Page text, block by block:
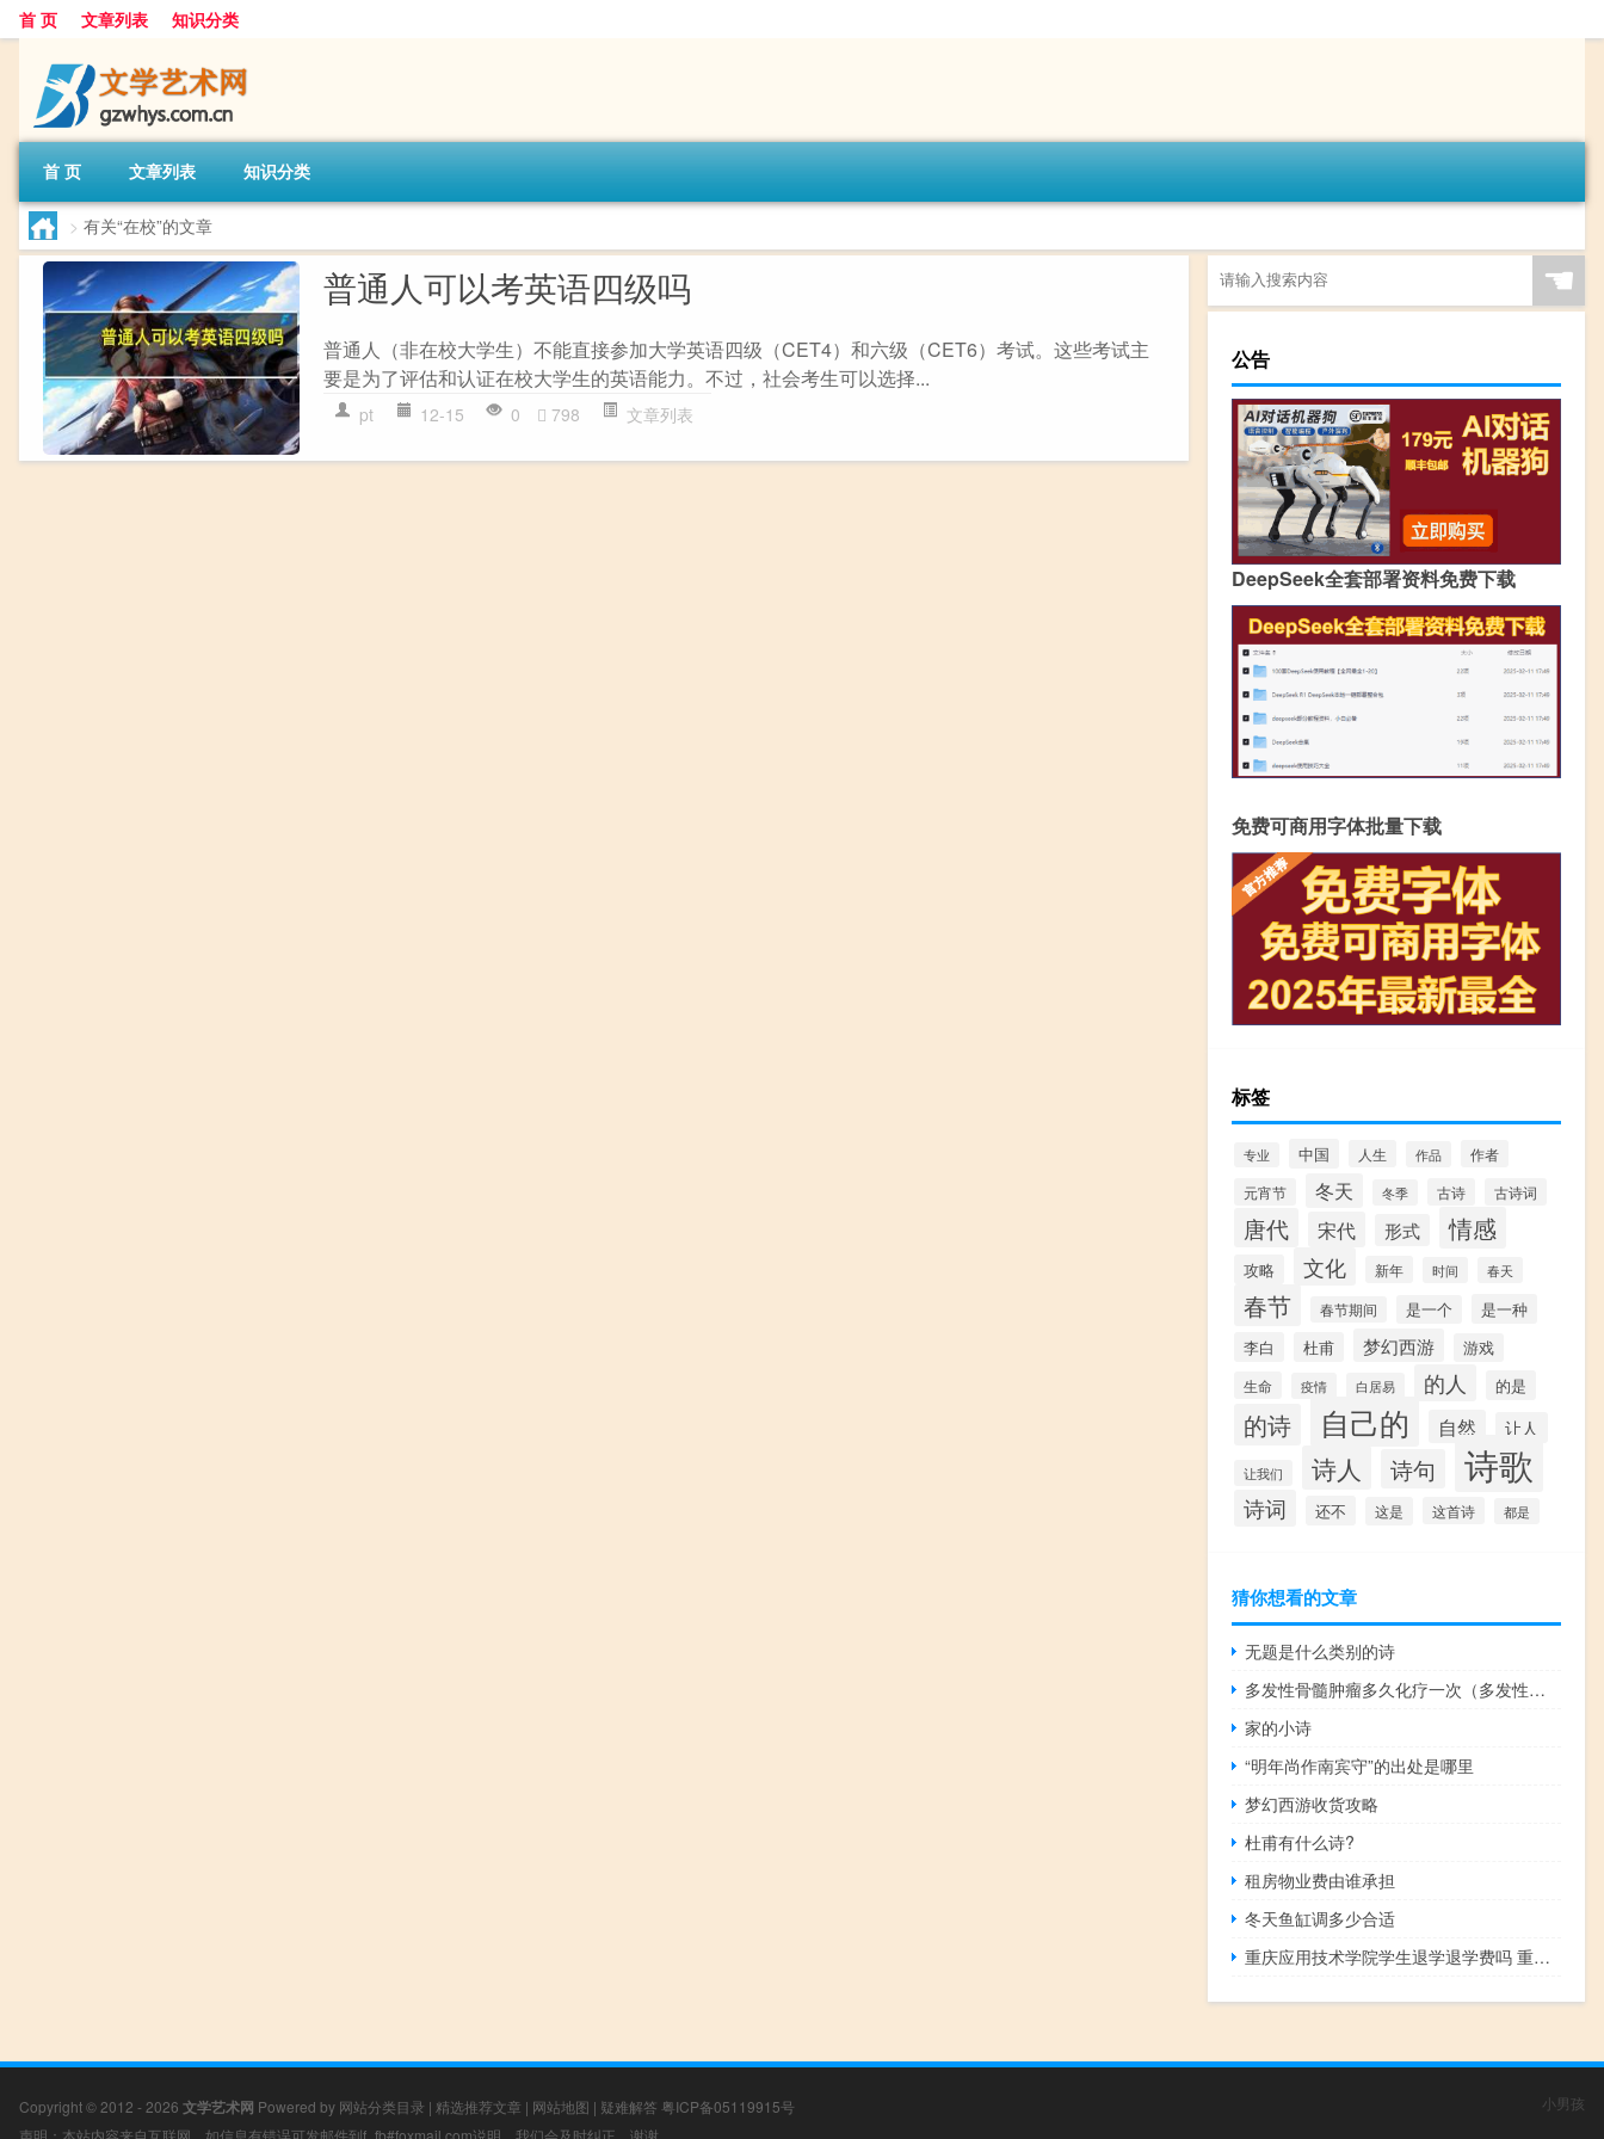
首 页 文章列表 知识分类
首 页 文章列表 知识分类
> 有关“在校”的文章
普通人可以考英语四级吗
普通人（非在校大学生）不能直接参加大学英语四级（CET4）和六级（CET6）考试。这些考试主
要是为了评估和认证在校大学生的英语能力。不过，社会考生可以选择...
pt 12-15 0 798 文章列表
☚
公告
DeepSeek全套部署资料免费下载
免费可商用字体批量下载
标签
专业 中国 人生 作品
作者
元宵节
冬天 冬季 古诗 古诗词
唐代 宋代 形式 情感
攻略 文化 新年 时间 春天
春节 春节期间 是一个
是一种
李白
杜甫 梦幻西游 游戏
生命 疫情 白居易 的人 的是
的诗 自己的 自然 让人
让我们 诗人 诗句 诗歌
诗词 还不 这是 这首诗 都是
猜你想看的文章
无题是什么类别的诗
多发性骨髓肿瘤多久化疗一次（多发性骨髓瘤病人一般要做几次化疗）
家的小诗
“明年尚作南宾守”的出处是哪里
梦幻西游收货攻略
杜甫有什么诗?
租房物业费由谁承担
冬天鱼缸调多少合适
重庆应用技术学院学生退学退学费吗 重庆交大一学生被公告退学
Copyright © 2012 - 2026 文学艺术网 Powered by 网站分类目录 | 精选推荐文章 | 网站地图 | 疑难解答 粤ICP备05119915号
声明：本站内容来自互联网，如信息有错误可发邮件到f_fb#foxmail.com说明，我们会及时纠正，谢谢
小男孩